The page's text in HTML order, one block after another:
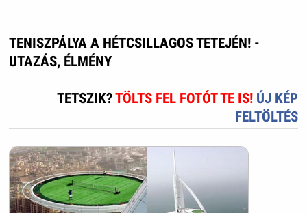
TENISZPÁLYA A HÉTCSILLAGOS TETEJÉN! -
UTAZÁS, ÉLMÉNY
TETSZIK?TÖLTS FEL FOTÓT TE IS! ÚJ KÉP
FELTÖLTÉS